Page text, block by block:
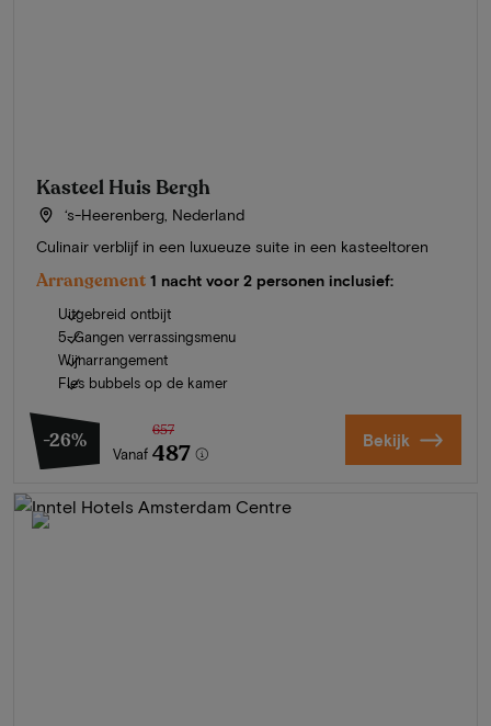
Kasteel Huis Bergh
‘s-Heerenberg, Nederland
Culinair verblijf in een luxueuze suite in een kasteeltoren
Arrangement 1 nacht voor 2 personen inclusief:
Uitgebreid ontbijt
5-Gangen verrassingsmenu
Wijnarrangement
Fles bubbels op de kamer
-26%
Vanaf
657
487 Bekijk